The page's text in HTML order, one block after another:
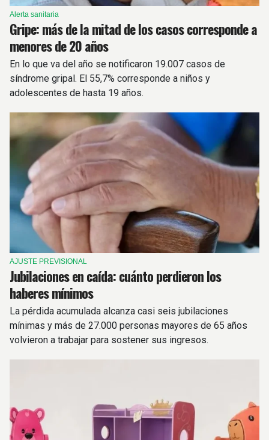
Alerta sanitaria
Gripe: más de la mitad de los casos corresponde a
menores de 20 años
En lo que va del año se notificaron 19.007 casos de
síndrome gripal. El 55,7% corresponde a niños y
adolescentes de hasta 19 años.
AJUSTE PREVISIONAL
Jubilaciones en caída: cuánto perdieron los
haberes mínimos
La pérdida acumulada alcanza casi seis jubilaciones
mínimas y más de 27.000 personas mayores de 65 años
volvieron a trabajar para sostener sus ingresos.